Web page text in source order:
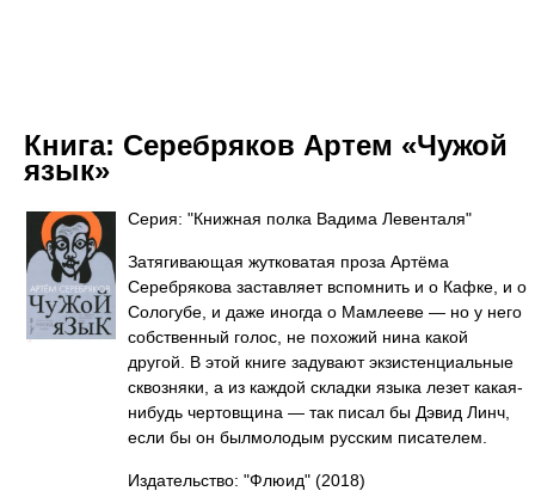
Книга: Серебряков Артем «Чужой
язык»
Серия: "Книжная полка Вадима Левенталя"
Затягивающая жутковатая проза Артёма
Серебрякова заставляет вспомнить и о Кафке, и о
Сологубе, и даже иногда о Мамлееве — но у него
собственный голос, не похожий нина какой
другой. В этой книге задувают экзистенциальные
сквозняки, а из каждой складки языка лезет какая-
нибудь чертовщина — так писал бы Дэвид Линч,
если бы он былмолодым русским писателем.
Издательство: "Флюид" (2018)